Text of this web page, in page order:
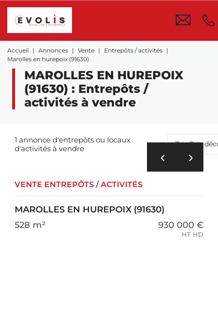
Accueil Annonces Vente
Entrepôts / activités
Marolles en hurepoix (91630)
MAROLLES EN HUREPOIX
(91630) : Entrepôts /
activités à vendre
1 annonce d'entrepôts ou locaux
d'activités à vendre
Tri : Prix
VENTE ENTREPÔTS / ACTIVITÉS
MAROLLES EN HUREPOIX (91630)
528 m²
930 000 €
HT HD